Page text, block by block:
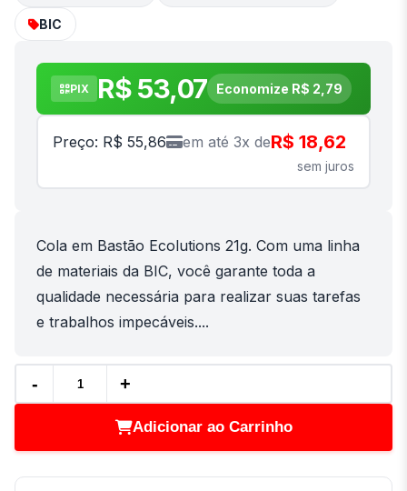
BIC
PIX R$ 53,07 Economize R$ 2,79
Preço: R$ 55,86 em até 3x deR$ 18,62
sem juros
Cola em Bastão Ecolutions 21g. Com uma linha
de materiais da BIC, você garante toda a
qualidade necessária para realizar suas tarefas
e trabalhos impecáveis....
- +
Adicionar ao Carrinho